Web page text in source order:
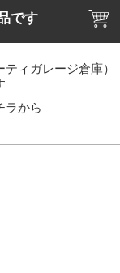
です
ィガレージ倉庫）
ラから